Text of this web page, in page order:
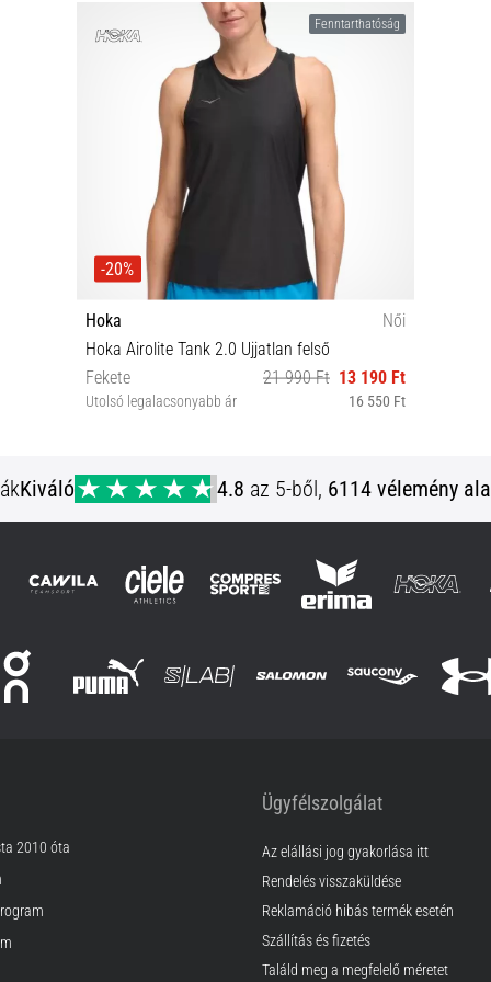
Fenntarthatóság
-20%
Hoka
Női
Hoka Airolite Tank 2.0 Ujjatlan felső
Fekete
21 990 Ft 13 190 Ft
Utolsó legalacsonyabb ár 16 550 Ft
Kiváló 4.8 az 5-ből, 6114 vélemény
2010 óta
Ügyfélszolgálat
Az elállási jog gyakorlása itt
Rendelés visszaküldése
Reklamáció hibás termék esetén
Szállítás és fizetés
Találd meg a megfelelő méretet